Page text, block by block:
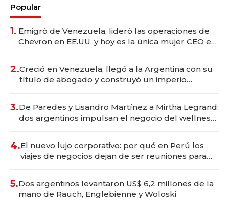
Popular
1. Emigró de Venezuela, lideró las operaciones de
Chevron en EE.UU. y hoy es la única mujer CEO en
2.Creció en Venezuela, llegó a la Argentina con su
título de abogado y construyó un imperio
3.De Paredes y Lisandro Martínez a Mirtha Legrand:
dos argentinos impulsan el negocio del wellness
4.El nuevo lujo corporativo: por qué en Perú los
viajes de negocios dejan de ser reuniones para
5.Dos argentinos levantaron US$ 6,2 millones de la
mano de Rauch, Englebienne y Woloski